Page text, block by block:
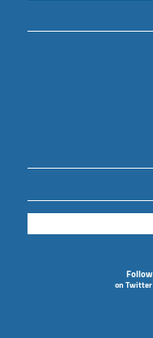
Follow
on Twitter